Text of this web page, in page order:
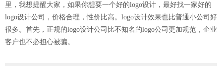
里，我想提醒大家，如果你想要一个好的logo设计，最好找一家好的
logo设计公司，价格合理，性价比高。logo设计效果也比普通小公司好
很多。首先，正规的logo设计公司比不知名的logo公司更加规范，企业
客户也不必担心被骗。